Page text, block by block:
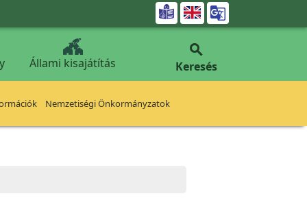

Állami kisajátítás

Keresés
Nemzetiségi Önkormányzatok